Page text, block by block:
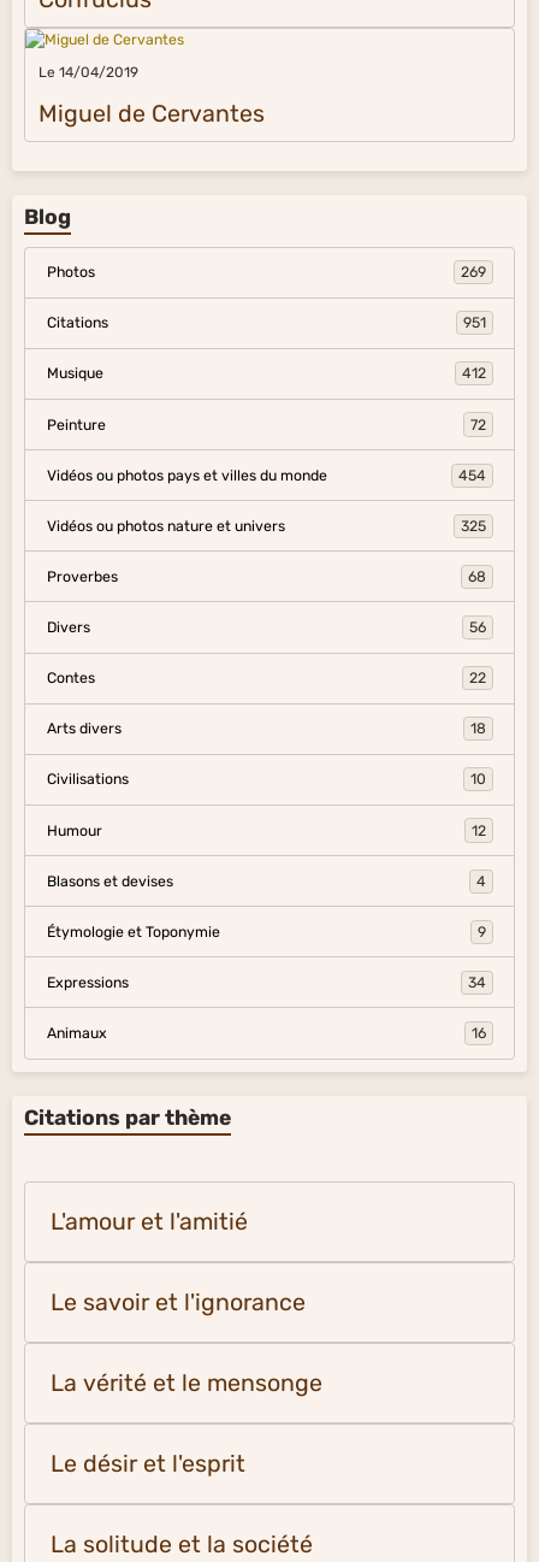
Le 14/04/2019
Miguel de Cervantes
Blog
Photos 269
Citations 951
Musique 412
Peinture 72
Vidéos ou photos pays et villes du monde 454
Vidéos ou photos nature et univers 325
Proverbes 68
Divers 56
Contes 22
Arts divers 18
Civilisations 10
Humour 12
Blasons et devises 4
Étymologie et Toponymie 9
Expressions 34
Animaux 16
Citations par thème
L'amour et l'amitié
Le savoir et l'ignorance
La vérité et le mensonge
Le désir et l'esprit
La solitude et la société